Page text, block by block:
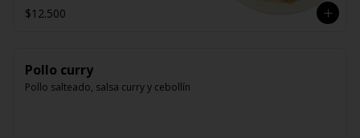
$12.500
Pollo curry
Pollo salteado, salsa curry y cebollín